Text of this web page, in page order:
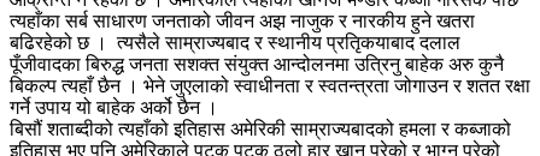
त्यहाँका सर्ब साधारण जनताको जीवन अझ नाजुक र नारकीय हुने खतरा
बढिरहेको छ । त्यसैले साम्राज्यबाद र स्थानीय प्रतिृकयाबाद दलाल
पूँजीवादका बिरुद्ध जनता सशक्त संयुक्त आन्दोलनमा उत्रिनु बाहेक अरु कुनै
बिकल्प त्यहाँ छैन । भेने जुएलाको स्वाधीनता र स्वतन्त्रता जोगाउन र शतत रक्षा
गर्ने उपाय यो बाहेक अर्को छैन ।
बिसौं शताब्दीको त्यहाँको इतिहास अमेरिकी साम्राज्यबादको हमला र कब्जाको
इतिहास भए पनि अमेरिकाले पटक पटक ठूलो हार खानु परेको र भाग्नु परेको